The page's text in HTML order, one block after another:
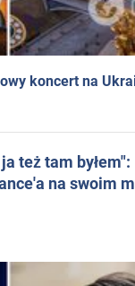
koncert na
też tam
na swoim